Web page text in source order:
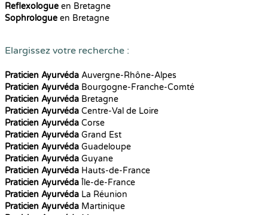
Reflexologue en Bretagne
Sophrologue en Bretagne
Elargissez votre recherche :
Praticien Ayurvéda Auvergne-Rhône-Alpes
Praticien Ayurvéda Bourgogne-Franche-Comté
Praticien Ayurvéda Bretagne
Praticien Ayurvéda Centre-Val de Loire
Praticien Ayurvéda Corse
Praticien Ayurvéda Grand Est
Praticien Ayurvéda Guadeloupe
Praticien Ayurvéda Guyane
Praticien Ayurvéda Hauts-de-France
Praticien Ayurvéda Île-de-France
Praticien Ayurvéda La Réunion
Praticien Ayurvéda Martinique